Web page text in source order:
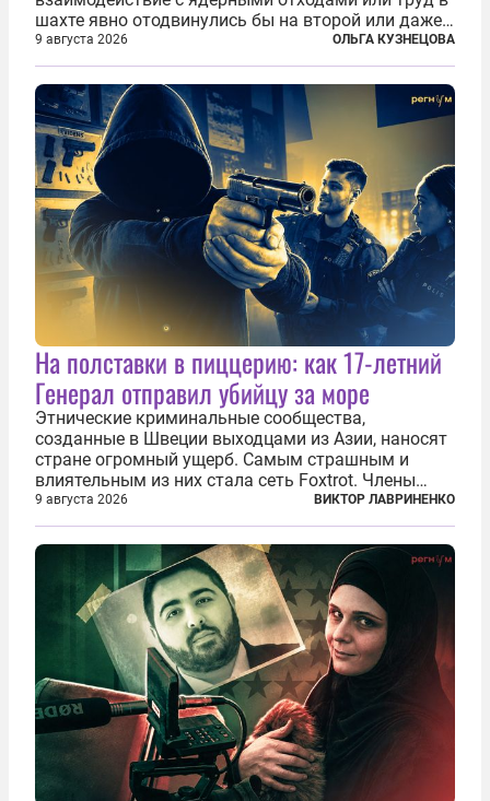
шахте явно отодвинулись бы на второй или даже
третий план. А вот блогерам, журналистам и
музыкантам пришлось бы выйти вперед. В
Кульякане, столице штата Синалоа, прямо во...
9 августа 2026 ОЛЬГА КУЗНЕЦОВА
На полставки в пиццерию: как 17-летний
Генерал отправил убийцу за море
Этнические криминальные сообщества,
созданные в Швеции выходцами из Азии, наносят
стране огромный ущерб. Самым страшным и
влиятельным из них стала сеть Foxtrot. Члены
этой сети не только убивают и грабят шведов,
подсаживают их на наркотики, но и совершают
нечто еще даже более страшное — массово...
9 августа 2026 ВИКТОР ЛАВРИНЕНКО